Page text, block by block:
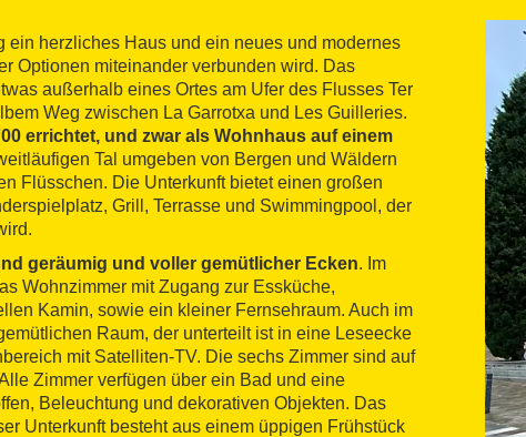
ein herzliches Haus und ein neues und modernes
Optionen miteinander verbunden wird. Das
außerhalb eines Ortes am Ufer des Flusses Ter
Weg zwischen La Garrotxa und Les Guilleries.
errichtet, und zwar als Wohnhaus auf einem
Tal umgeben von Bergen und Wäldern
Flüsschen. Die Unterkunft bietet einen großen
Grill, Terrasse und Swimmingpool, der
geräumig und voller gemütlicher Ecken. Im
Wohnzimmer mit Zugang zur Essküche,
Kamin, sowie ein kleiner Fernsehraum. Auch im
Raum, der unterteilt ist in eine Leseecke
mit Satelliten-TV. Die sechs Zimmer sind auf
Zimmer verfügen über ein Bad und eine
Beleuchtung und dekorativen Objekten. Das
Unterkunft besteht aus einem üppigen Frühstück